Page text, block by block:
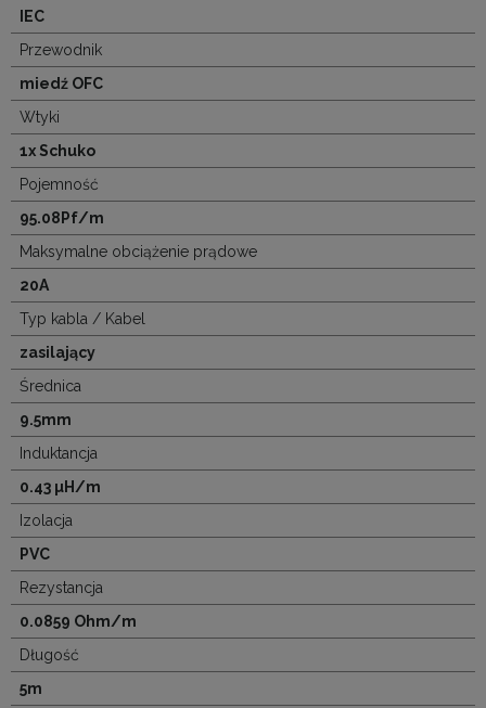
IEC
Przewodnik
miedź OFC
Wtyki
1x Schuko
Pojemność
95.08Pf/m
Maksymalne obciążenie prądowe
20A
Typ kabla / Kabel
zasilający
Średnica
9.5mm
Induktancja
0.43 µH/m
Izolacja
PVC
Rezystancja
0.0859 Ohm/m
Długość
5m